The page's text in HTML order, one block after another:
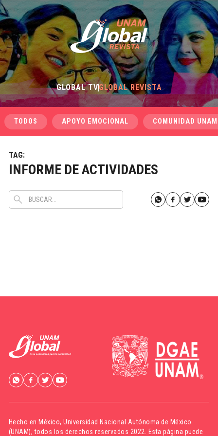
GLOBAL TVGLOBAL REVISTA
TODOS APOYO EMOCIONAL COMUNIDAD UNAM
TAG:
INFORME DE ACTIVIDADES
Hecho en México,Universidad Nacional Autónoma de México
(UNAM), todos los derechos reservados 2022. Esta página puede